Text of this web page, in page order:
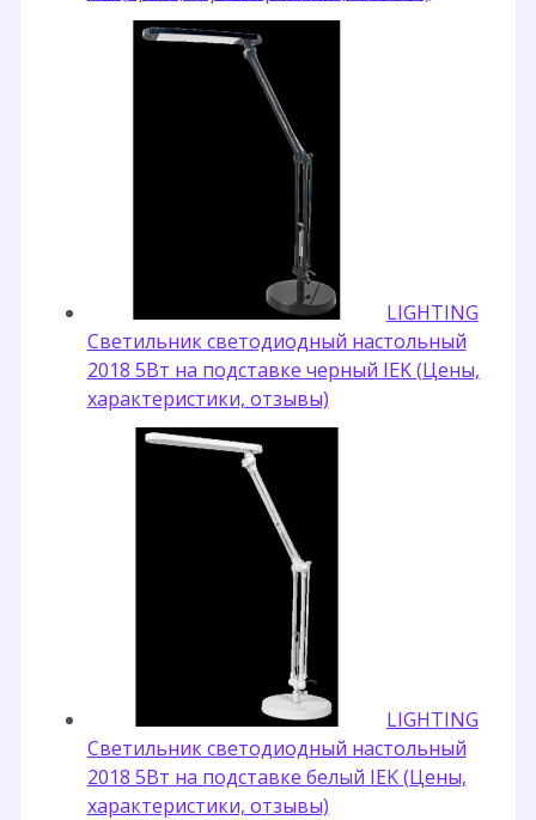
LIGHTING
Светильник светодиодный настольный
2018 5Вт на подставке черный IEK (Цены,
характеристики, отзывы)
LIGHTING
Светильник светодиодный настольный
2018 5Вт на подставке белый IEK (Цены,
характеристики, отзывы)